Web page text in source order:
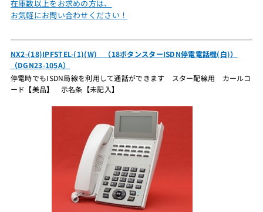
在庫数以上をお求めの方は、
お気軽にお問い合わせください！
NX2-(18)IPFSTEL-(1)(W) （18ボタンスターISDN停電電話機(白)）
（DGN23-105A）
停電時でもISDN局線を利用して通話ができます スター配線用 カールコ
ード【美品】 示名条【未記入】